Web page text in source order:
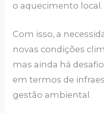
o aquecimento local.
Com isso, a
novas condições
mas ainda há
em termos de
gestão ambiental.